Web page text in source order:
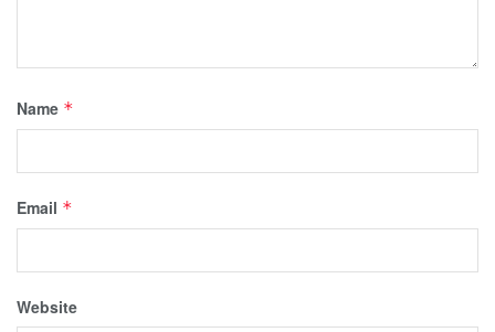
Name *
Email *
Website